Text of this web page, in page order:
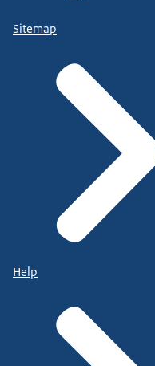
Sitemap
Help